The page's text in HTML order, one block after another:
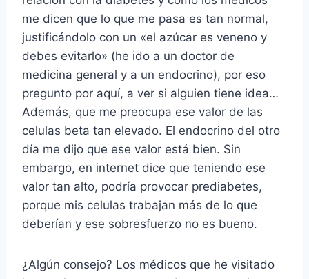
me dicen que lo que me pasa es tan normal,
justificándolo con un «el azúcar es veneno y
debes evitarlo» (he ido a un doctor de
medicina general y a un endocrino), por eso
pregunto por aquí, a ver si alguien tiene idea…
Además, que me preocupa ese valor de las
celulas beta tan elevado. El endocrino del otro
día me dijo que ese valor está bien. Sin
embargo, en internet dice que teniendo ese
valor tan alto, podría provocar prediabetes,
porque mis celulas trabajan más de lo que
deberían y ese sobresfuerzo no es bueno.
¿Algún consejo? Los médicos que he visitado